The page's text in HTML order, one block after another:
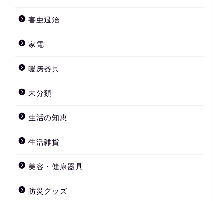
害虫退治
家電
暖房器具
未分類
生活の知恵
生活雑貨
美容・健康器具
防災グッズ